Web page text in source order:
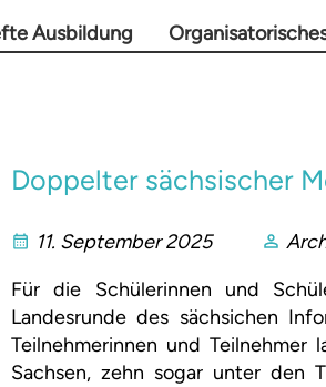
Ausbildung
Doppelter sächsischer
11. September 2025
Für die Schülerinnen und
Landesrunde des sächsichen
Teilnehmerinnen und
Sachsen, zehn sogar unter den